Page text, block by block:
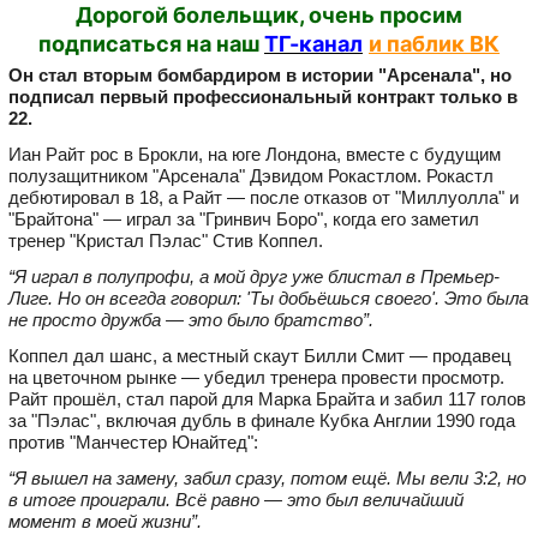
Дорогой болельщик, очень просим
подписаться на нашТГ-канал и паблик ВК
Он стал вторым бомбардиром в истории "Арсенала", но
подписал первый профессиональный контракт только в
22.
Иан Райт рос в Брокли, на юге Лондона, вместе с будущим
полузащитником "Арсенала" Дэвидом Рокастлом. Рокастл
дебютировал в 18, а Райт — после отказов от "Миллуолла" и
"Брайтона" — играл за "Гринвич Боро", когда его заметил
тренер "Кристал Пэлас" Стив Коппел.
“Я играл в полупрофи, а мой друг уже блистал в Премьер-
Лиге. Но он всегда говорил: 'Ты добьёшься своего'. Это была
не просто дружба — это было братство”.
Коппел дал шанс, а местный скаут Билли Смит — продавец
на цветочном рынке — убедил тренера провести просмотр.
Райт прошёл, стал парой для Марка Брайта и забил 117 голов
за "Пэлас", включая дубль в финале Кубка Англии 1990 года
против "Манчестер Юнайтед":
“Я вышел на замену, забил сразу, потом ещё. Мы вели 3:2, но
в итоге проиграли. Всё равно — это был величайший
момент в моей жизни”.